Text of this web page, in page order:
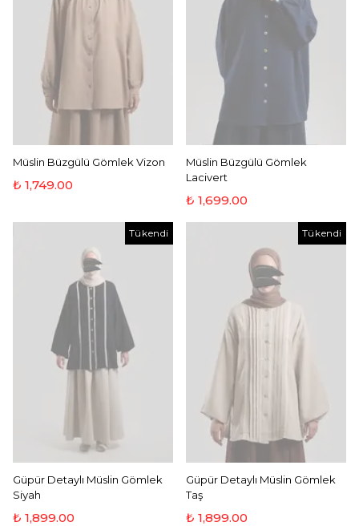
Müslin Büzgülü Gömlek Vizon
₺ 1,749.00
Müslin Büzgülü Gömlek
Lacivert
₺ 1,699.00
Tükendi
Güpür Detaylı Müslin Gömlek
Siyah
₺ 1,899.00
Tükendi
Güpür Detaylı Müslin Gömlek
Taş
₺ 1,899.00